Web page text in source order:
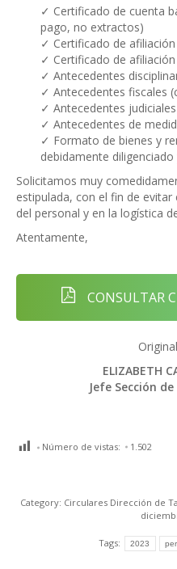
✓ Certificado de cuenta
pago, no extractos)
✓ Certificado de
✓ Certificado de
✓ Antecedentes
✓ Antecedentes fiscales
✓ Antecedentes
✓ Antecedentes de
✓ Formato de bienes y
debidamente
Solicitamos muy
estipulada, con el fin de
del personal y en la logística
Atentamente,
CONSULTAR
ELIZABETH
Jefe Sección
Número de vistas: 1.502
Category: Circulares Dirección de
Tags: 2023